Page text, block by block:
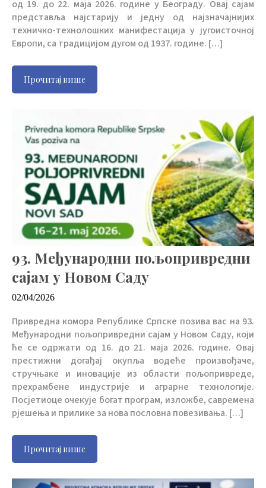
од 19. до 22. маја 2026. године у Београду. Овај сајам
представља најстарију и једну од најзначајнијих
техничко-технолошких манифестација у југоисточној
Европи, са традицијом дугом од 1937. године. […]
Прочитај више
93. Међународни пољопривредни
сајам у Новом Саду
02/04/2026
Привредна комора Републике Српске позива вас на 93.
Међународни пољопривредни сајам у Новом Саду, који
ће се одржати од 16. до 21. маја 2026. године. Овај
престижни догађај окупља водеће произвођаче,
стручњаке и иновације из области пољопривреде,
прехрамбене индустрије и аграрне технологије.
Посјетиоце очекује богат програм, изложбе, савремена
рјешења и прилике за нова пословна повезивања. […]
Прочитај више